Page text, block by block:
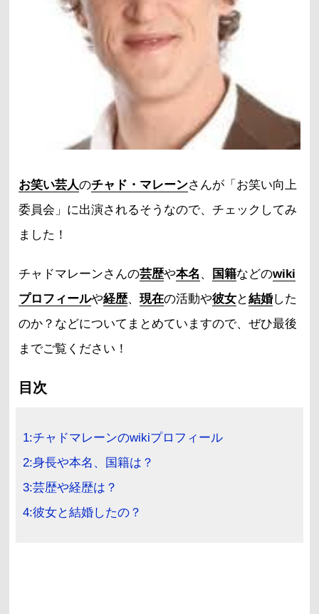
お笑い芸人のチャド・マレーンさんが「お笑い向上
委員会」に出演されるそうなので、チェックしてみ
ました！
チャドマレーンさんの芸歴や本名 、 国籍などのwiki
プロフィールや経歴、 現在の活動や彼女と結婚した
のか？などについてまとめていますので、ぜひ最後
までご覧ください！
目次
1:チャドマレーンのwikiプロフィール
2:身長や本名、国籍は？
3:芸歴や経歴は？
4:彼女と結婚したの？